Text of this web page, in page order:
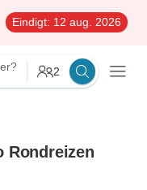
Eindigt: 12 aug. 2026
2
Rondreizen